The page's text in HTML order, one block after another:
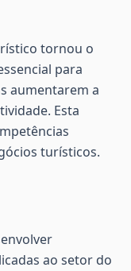
tornou o
para
aumentarem a
Esta
turísticos.
ao setor do